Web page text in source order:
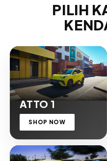
PILIH
ATTO 1
SHOP NOW